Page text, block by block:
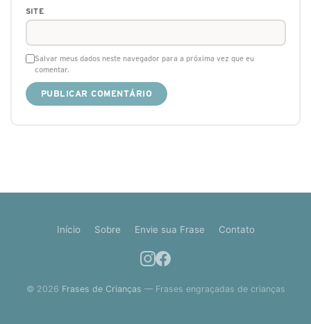
SITE
Salvar meus dados neste navegador para a próxima vez que eu
comentar.
Início Sobre Envie sua Frase Contato
© 2026 Frases de Crianças — Frases engraçadas de crianças